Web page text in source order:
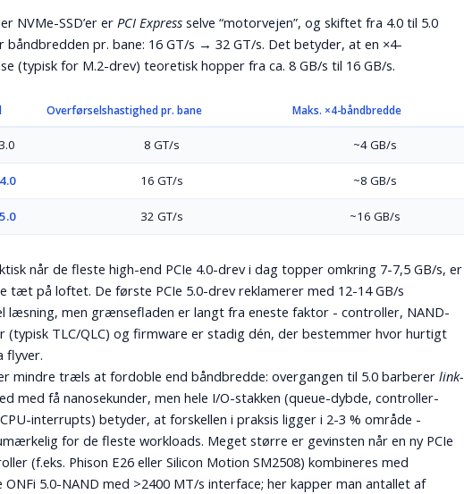
NVMe-SSD’er er PCI Express selve “motorvejen”, og skiftet fra 4.0 til 5.0
båndbredden pr. bane: 16 GT/s → 32 GT/s. Det betyder, at en ×4-
(typisk for M.2-drev) teoretisk hopper fra ca. 8 GB/s til 16 GB/s.
Overførselshastighed pr. bane Maks. ×4-båndbredde
8 GT/s ~4 GB/s
16 GT/s ~8 GB/s
32 GT/s ~16 GB/s
når de fleste high-end PCIe 4.0-drev i dag topper omkring 7-7,5 GB/s, er
tæt på loftet. De første PCIe 5.0-drev reklamerer med 12-14 GB/s
læsning, men grænsefladen er langt fra eneste faktor - controller, NAND-
(typisk TLC/QLC) og firmware er stadig dén, der bestemmer hvor hurtigt
flyver.
mindre træls at fordoble end båndbredde: overgangen til 5.0 barbererlink-
med få nanosekunder, men hele I/O-stakken (queue-dybde, controller-
interrupts) betyder, at forskellen i praksis ligger i 2-3 % område -
for de fleste workloads. Meget større er gevinsten når en ny PCIe
(f.eks. Phison E26 eller Silicon Motion SM2508) kombineres med
ONFi 5.0-NAND med >2400 MT/s interface; her kapper man antallet af